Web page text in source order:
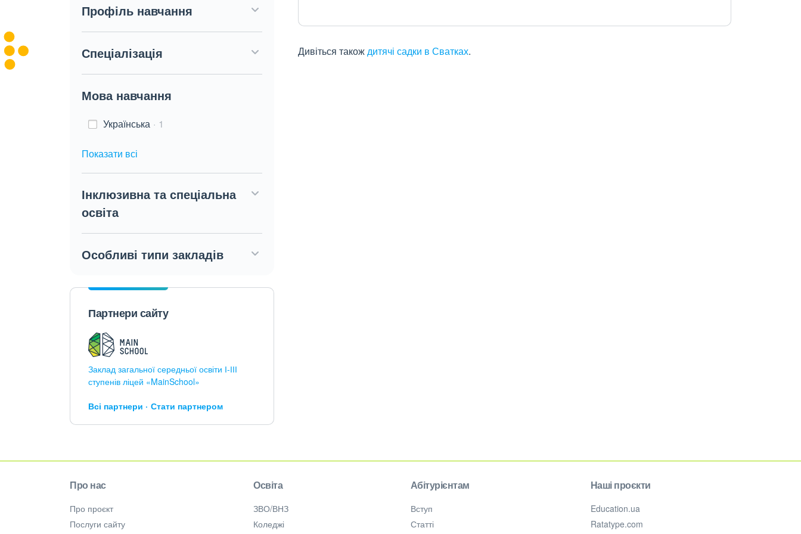
Профіль навчання
Спеціалізація
Мова навчання
Українська 1
Показати всі
Інклюзивна та спеціальна
освіта
Особливі типи закладів
Партнери сайту
Заклад загальної середньої освіти І-ІІІ
ступенів ліцей «MainSchool»
Всі партнери Стати партнером
Дивіться такождитячі садки в Сватках.
Про нас
Про проєкт
Послуги сайту
Освіта
ЗВО/ВНЗ
Коледжі
Абітурієнтам
Вступ
Статті
Наші проєкти
Education.ua
Ratatype.com